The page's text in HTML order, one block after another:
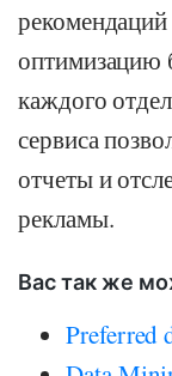
оптимизацию
каждого
сервиса
отчеты и
рекламы.
Вас так же
Preferred